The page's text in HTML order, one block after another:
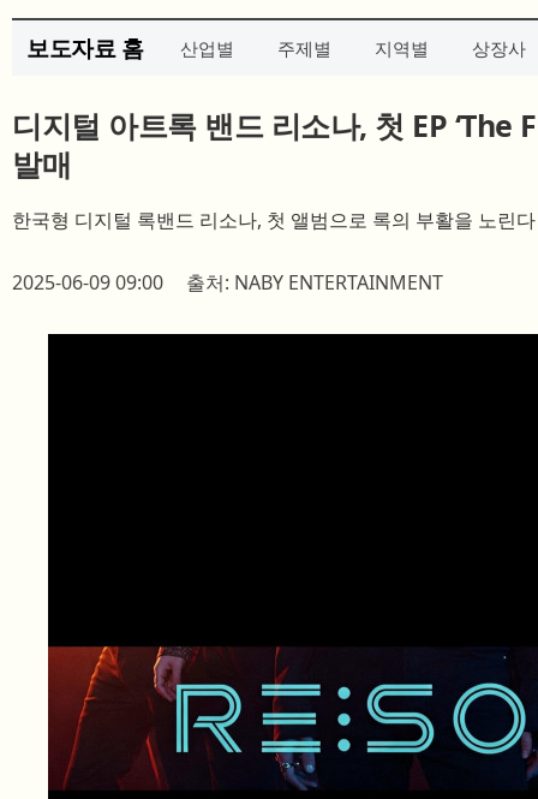
보도자료 홈 산업별 주제별 지역별 상장사
디지털 아트록 밴드 리소나, 첫 EP ‘The
발매
한국형 디지털 록밴드 리소나, 첫 앨범으로 록의 부활을 노린다
2025-06-09 09:00 출처: NABY ENTERTAINMENT